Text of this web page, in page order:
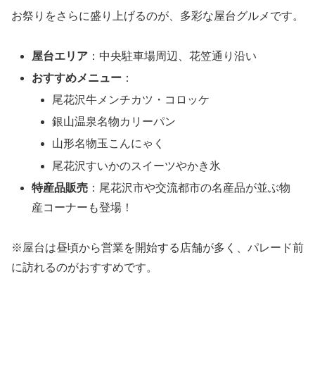
お祭りをさらに盛り上げるのが、多彩な屋台グルメです。
屋台エリア ：中央駐車場周辺、花笠通り沿い
おすすめメニュー ：
尾花沢牛メンチカツ・コロッケ
銀山温泉名物カリーパン
山形名物玉こんにゃく
尾花沢すいかのスイーツやかき氷
特産品販売 ：尾花沢市や交流都市の名産品が並ぶ物
産コーナーも登場！
※屋台は昼頃から営業を開始する店舗が多く、パレード前
に訪れるのがおすすめです。